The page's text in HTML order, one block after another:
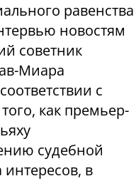
равенства
новостям
советник
Миара
с
как премьер-
судебной
в